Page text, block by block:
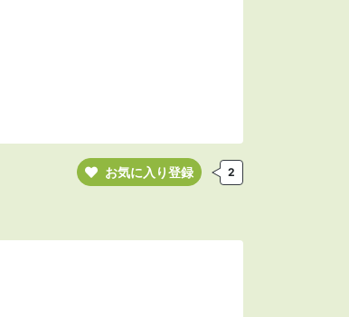
お気に入り登録 2